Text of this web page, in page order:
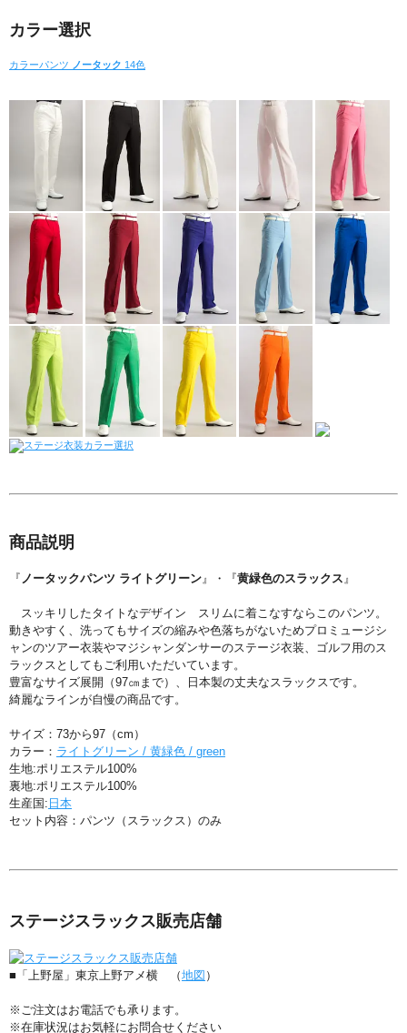
カラー選択
カラーパンツ ノータック 14色
商品説明
『 ノータックパンツ ライトグリーン』・『黄緑色のスラックス』
スッキリしたタイトなデザイン スリムに着こなすならこのパンツ。
動きやすく、洗ってもサイズの縮みや色落ちがないためプロミュージシ
ャンのツアー衣装やマジシャンダンサーのステージ衣装、ゴルフ用のス
ラックスとしてもご利用いただいています。
豊富なサイズ展開（97㎝まで）、日本製の丈夫なスラックスです。
綺麗なラインが自慢の商品です。
サイズ：73から97（cm）
カラー： ライトグリーン / 黄緑色 / green
生地:ポリエステル100%
裏地:ポリエステル100%
生産国: 日本
セット内容：パンツ（スラックス）のみ
ステージスラックス販売店舗
■「上野屋」東京上野アメ横 （地図 ）
※ご注文はお電話でも承ります。
※在庫状況はお気軽にお問合せください